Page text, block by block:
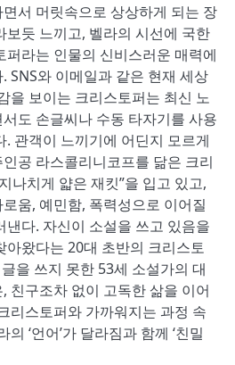
서 머릿속으로 상상하게 되는 장
보듯 느끼고, 벨라의 시선에 국한
퍼라는 인물의 신비스러운 매력에
SNS와 이메일과 같은 현재 세상
을 보이는 크리스토퍼는 최신 노
도 손글씨나 수동 타자기를 사용
관객이 느끼기에 어딘지 모르게
공 라스콜리니코프를 닮은 크리
나치게 얇은 재킷”을 입고 있고,
움, 예민함, 폭력성으로 이어질
낸다. 자신이 소설을 쓰고 있음을
아왔다는 20대 초반의 크리스토
을 쓰지 못한 53세 소설가의 대
친구조차 없이 고독한 삶을 이어
리스토퍼와 가까워지는 과정 속
‘언어’가 달라짐과 함께 ‘친밀